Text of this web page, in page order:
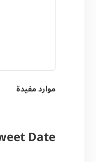
موارد مفيدة
Date